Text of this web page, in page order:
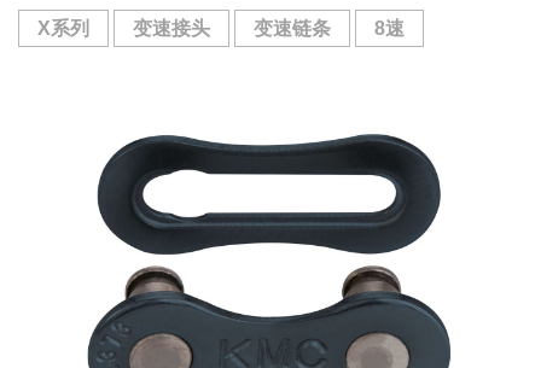
X系列 变速接头 变速链条 8速